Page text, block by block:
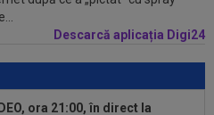
Descarcă aplicația Digi24
ora 21:00, în direct la